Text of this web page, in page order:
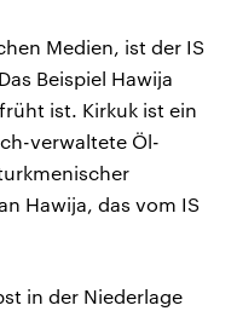
Medien, ist der IS
Beispiel Hawija
ist. Kirkuk ist ein
verwaltete Öl-
Hawija, das vom IS
in der Niederlage